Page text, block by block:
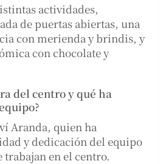
actividades,
de puertas abiertas, una
con merienda y brindis, y
con chocolate y
del centro y qué ha
Aranda, quien ha
y dedicación del equipo
en el centro.